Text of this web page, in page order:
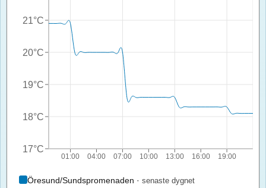
01:00 04:00 07:00 10:00 13:00 16:00 19:00
17°C
18°C
19°C
20°C
21°C
Öresund/Sundspromenaden · senaste dygnet